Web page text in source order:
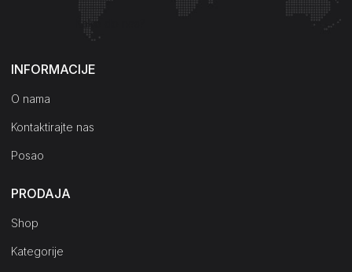
Kako do nas?
INFORMACIJE
O nama
Kontaktirajte nas
Posao
PRODAJA
Shop
Kategorije